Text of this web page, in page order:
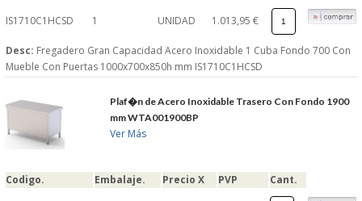
TODOS LOS DERECHOS RESERVADOS
IS1710C1HCSD 1 UNIDAD 1.013,95 €
Desc: Fregadero Gran Capacidad Acero Inoxidable 1 Cuba Fondo 700 Con
Mueble Con Puertas 1000x700x850h mm IS1710C1HCSD
Plaf�n de Acero Inoxidable Trasero Con Fondo 1900
mm WTA001900BP
Ver Más
Codigo. Embalaje. Precio X PVP Cant.